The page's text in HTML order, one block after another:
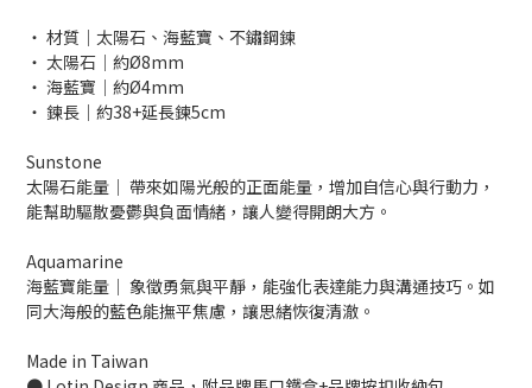
‧ 材質│太陽石、海藍寶、不鏽鋼鍊
‧ 太陽石│約Ø8mm
‧ 海藍寶│約Ø4mm
‧ 鍊長│約38+延長鍊5cm
Sunstone
太陽石能量│ 帶來如陽光般的正面能量，增加自信心與行動力，
能幫助驅散憂鬱與負面情緒，讓人變得開朗大方。
Aquamarine
海藍寶能量│ 象徵勇氣與平靜，能強化表達能力與溝通技巧。如
同大海般的藍色能撫平焦慮，讓思緒恢復清澈。
Made in Taiwan